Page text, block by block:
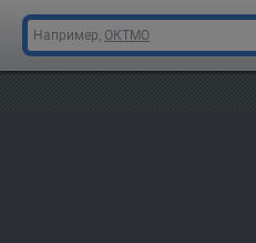
Например, ОКТМО